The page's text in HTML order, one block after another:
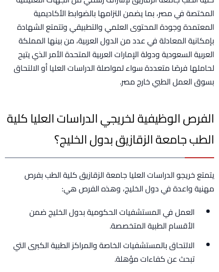
المختصة في مصر، بما يضمن التزامها بالضوابط الأكاديمية
المعتمدة وجودة المحتوى العلمي والتطبيقي وتتمتع الشهادة
بإمكانية المعادلة في عدد من الدول العربية، من بينها المملكة
العربية السعودية ودولة الإمارات العربية المتحدة الأمر الذي يتيح
لحاملها فرصًا متعددة سواء لمواصلة الدراسات العليا أو الالتحاق
بسوق العمل الطبي خارج مصر.
الفرص الوظيفية لخريجي الدراسات العليا كلية
الطب جامعة الزقازيق بدول الخليج؟
يتمتع خريجو الدراسات العليا جامعة الزقازيق كلية الطب بفرص
مهنية واعدة في دول الخليج، وهذه الفرص هي:
العمل في المستشفيات الحكومية بدول الخليج ضمن
الأقسام الطبية المتخصصة.
الالتحاق بالمستشفيات الخاصة والمراكز الطبية الكبرى التي
تبحث عن كفاءات مؤهلة.